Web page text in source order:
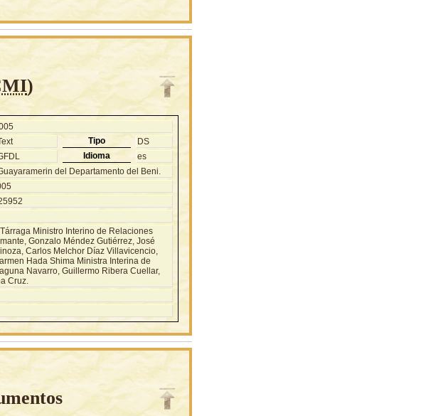
)
Tipo
DS
Idioma
es
del Departamento del Beni.
Ministro Interino de Relaciones
Gonzalo Méndez Gutiérrez, José
Carlos Melchor Díaz Villavicencio,
Hada Shima Ministra Interina de
Navarro, Guillermo Ribera Cuellar,
Cruz.